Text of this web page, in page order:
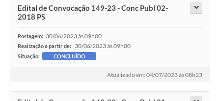
Edital de Convocação 149-23 - Conc Publ 02-
2018 PS
Postagem: 30/06/2023 às 09h00
Realização a partir de: 30/06/2023 às 09h00
Situação: CONCLUÍDO
Atualizado em: 04/07/2023 às 08h23